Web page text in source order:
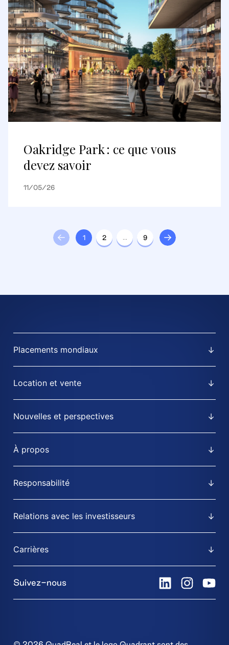
Oakridge Park : ce que vous
devez savoir
11/05/26
1 2 … 9
Placements mondiaux
Location et vente
Nouvelles et perspectives
À propos
Responsabilité
Relations avec les investisseurs
Carrières
Suivez-nous